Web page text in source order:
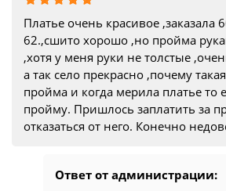
Платье очень красивое ,заказала
62.,сшито хорошо ,но пройма
,хотя у меня руки не толстые
а так село прекрасно ,почему
пройма и когда мерила платье то
пройму. Пришлось заплатить за
отказаться от него. Конечно
Ответ от администрации: